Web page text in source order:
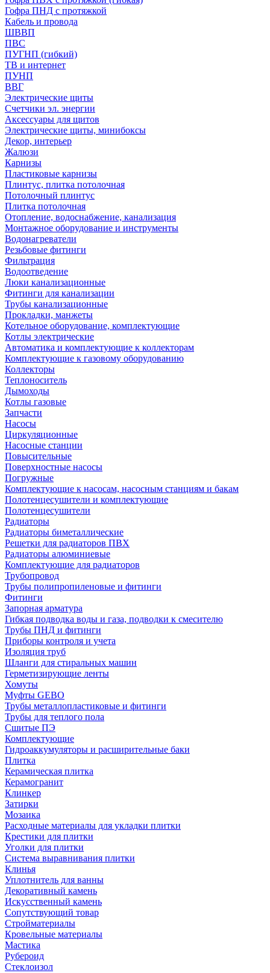
Гофра ПНД с протяжкой
Кабель и провода
ШВВП
ПВС
ПУГНП (гибкий)
ТВ и интернет
ПУНП
ВВГ
Электрические щиты
Счетчики эл. энергии
Аксессуары для щитов
Электрические щиты, минибоксы
Декор, интерьер
Жалюзи
Карнизы
Пластиковые карнизы
Плинтус, плитка потолочная
Потолочный плинтус
Плитка потолочная
Отопление, водоснабжение, канализация
Монтажное оборудование и инструменты
Водонагреватели
Резьбовые фитинги
Фильтрация
Водоотведение
Люки канализационные
Фитинги для канализации
Трубы канализационные
Прокладки, манжеты
Котельное оборудование, комплектующие
Котлы электрические
Автоматика и комплектующие к коллекторам
Комплектующие к газовому оборудованию
Коллекторы
Теплоноситель
Дымоходы
Котлы газовые
Запчасти
Насосы
Циркуляционные
Насосные станции
Повысительные
Поверхностные насосы
Погружные
Комплектующие к насосам, насосным станциям и бакам
Полотенцесушители и комплектующие
Полотенцесушители
Радиаторы
Радиаторы биметаллические
Решетки для радиаторов ПВХ
Радиаторы алюминиевые
Комплектующие для радиаторов
Трубопровод
Трубы полипропиленовые и фитинги
Фитинги
Запорная арматура
Гибкая подводка воды и газа, подводки к смесителю
Трубы ПНД и фитинги
Приборы контроля и учета
Изоляция труб
Шланги для стиральных машин
Герметизирующие ленты
Хомуты
Муфты GEBO
Трубы металлопластиковые и фитинги
Трубы для теплого пола
Сшитые ПЭ
Комплектующие
Гидроаккумуляторы и расширительные баки
Плитка
Керамическая плитка
Керамогранит
Клинкер
Затирки
Мозаика
Расходные материалы для укладки плитки
Крестики для плитки
Уголки для плитки
Система выравнивания плитки
Клинья
Уплотнитель для ванны
Декоративный камень
Искусственный камень
Сопутствующий товар
Стройматериалы
Кровельные материалы
Мастика
Рубероид
Стеклоизол